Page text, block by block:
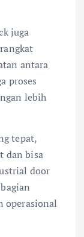
juga
antara
proses
lebih
tepat,
dan bisa
door
operasional